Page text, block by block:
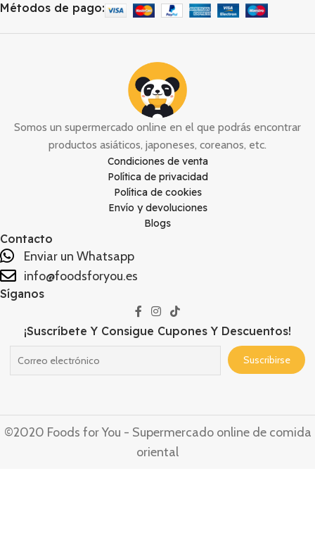
Métodos de pago:
Somos un supermercado online en el que podrás encontrar
productos asiáticos, japoneses, coreanos, etc.
Condiciones de venta
Política de privacidad
Política de cookies
Envío y devoluciones
Blogs
Contacto
Enviar un Whatsapp
info@foodsforyou.es
Síganos
¡Suscríbete Y Consigue Cupones Y Descuentos!
©2020 Foods for You - Supermercado online de comida
oriental